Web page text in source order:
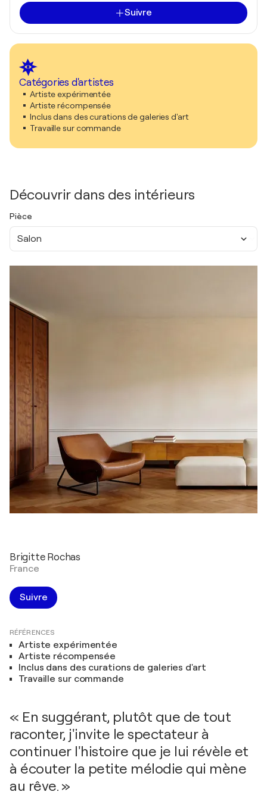
Suivre
Catégories d'artistes
Artiste expérimentée
Artiste récompensée
Inclus dans des curations de galeries d'art
Travaille sur commande
Découvrir dans des intérieurs
Pièce
Salon
Brigitte Rochas
France
Suivre
RÉFÉRENCES
Artiste expérimentée
Artiste récompensée
Inclus dans des curations de galeries d'art
Travaille sur commande
« En suggérant, plutôt que de tout
raconter, j'invite le spectateur à
continuer l'histoire que je lui révèle et
à écouter la petite mélodie qui mène
au rêve. »